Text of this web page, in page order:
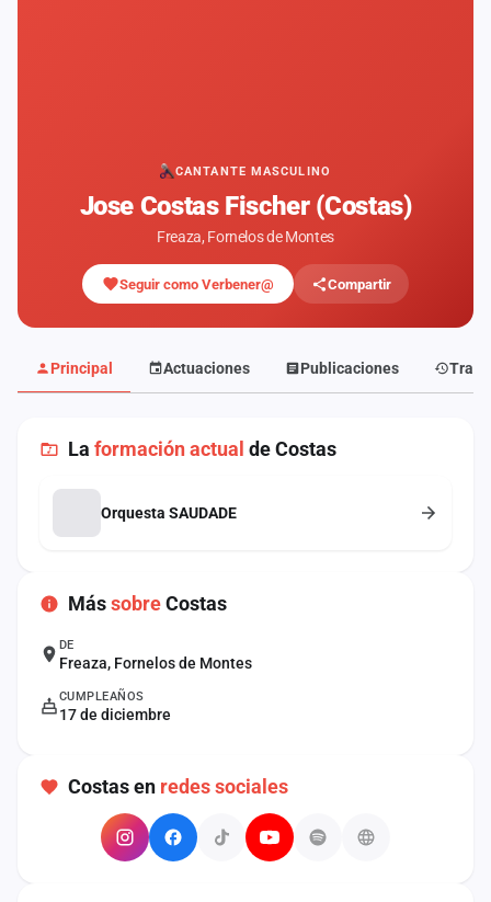
CANTANTE MASCULINO
Jose Costas Fischer (Costas)
Freaza, Fornelos de Montes
Seguir como Verbener@ Compartir
Principal Actuaciones Publicaciones
La formación actual de Costas
Orquesta SAUDADE
MássobreCostas
DE
Freaza, Fornelos de Montes
CUMPLEAÑOS
17 de diciembre
Costas en redes sociales
Agencias
Rankings
Anuncios
sesión
Crear
Contacto